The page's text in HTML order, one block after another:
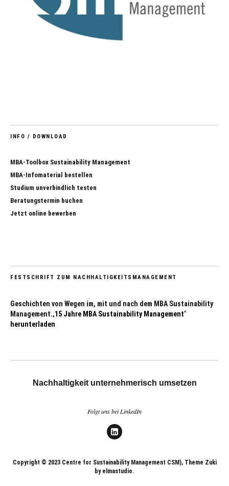
INFO / DOWNLOAD
MBA-Toolbox Sustainability Management
MBA-Infomaterial bestellen
Studium unverbindlich testen
Beratungstermin buchen
Jetzt online bewerben
FESTSCHRIFT ZUM NACHHALTIGKEITSMANAGEMENT
Geschichten von Wegen im, mit und nach dem MBA Sustainability
Management.‚15 Jahre MBA Sustainability Management‘
herunterladen
Nachhaltigkeit unternehmerisch umsetzen
Folgt uns bei LinkedIn
Copyright © 2023 Centre for Sustainability Management CSM), Theme Zuki
by elmastudio